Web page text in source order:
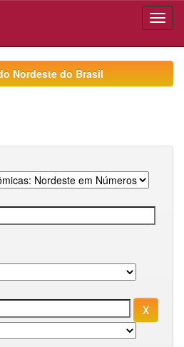
Nordeste do Brasil